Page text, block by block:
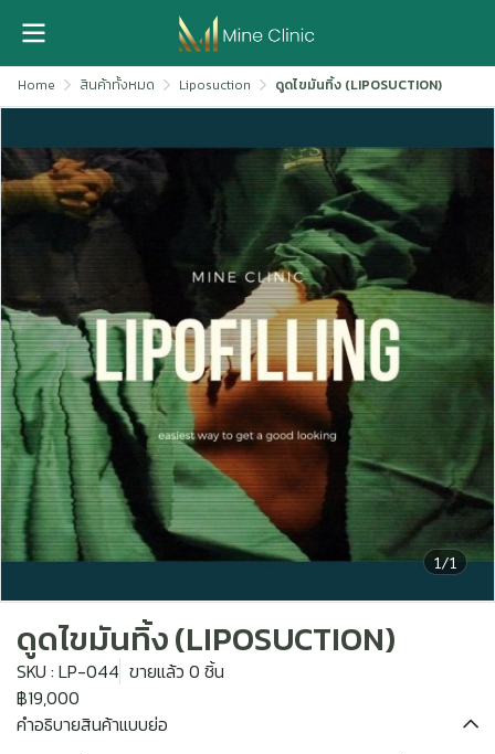
Home สินค้าทั้งหมด Liposuction ดูดไขมันทิ้ง (LIPOSUCTION)
1/1
ดูดไขมันทิ้ง (LIPOSUCTION)
SKU : LP-044 ขายแล้ว 0 ชิ้น
฿19,000
คำอธิบายสินค้าแบบย่อ